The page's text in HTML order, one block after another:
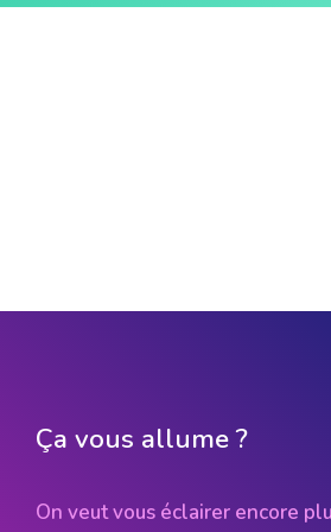
Ça vous allume ?
On veut vous éclairer encore